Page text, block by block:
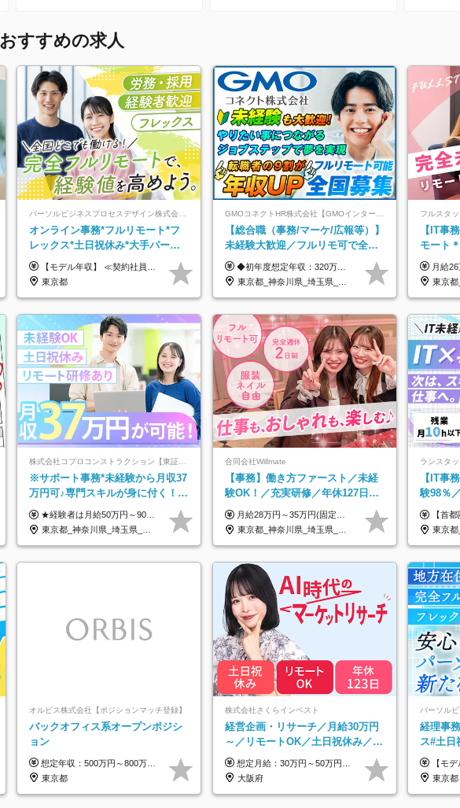
すすめの求人
オンライン事務*フルリモート*フ
レックス*土日祝休み*大手パーソ
ルグループ*オンライン面接*30～
40代活躍中
【モデル年収】 ≪契約社員≫ 年収330万円 (基本給23万 ＋ 地区手当3万円 ＋ 賞与)：都内在住 年収264万円 (基本給21万 ＋ 賞与)：静岡県在住 --------------- ●月給21万円～28万9900円＋賞与（年2回）＋各種手当 ●1年目想定給与：年収264万円～364万円 ●経験やスキルに応じて優遇します！ ※お住まいの地域により0～3万円の地区手当を支給しております ※試用期間中（3ヶ月間）の雇用形態および待遇に差異はありません ※残業代については選考時に詳細をご説明します ※通算契約期間の上限は5年となります ≪アルバイト≫ ●時給1,250円～2,300円 ●経験やスキルに応じて優遇します！ ●ご希望に応じ、扶養内での勤務も可能です！ ※試用期間中の雇用形態および待遇に差異はありません
東京都
【総合職（事務/マーケ/広報等）】
未経験大歓迎／フルリモ可で全国
募集！年収アップ多数★年休最大
130日★
◆初年度想定年収：320万円〜840万円 【関東／一都三県】月給24万円〜70万円 【関西・東海地方】月給23万円〜65万円 【その他の地方等】月給22万円〜60万円 ※ご経験・スキル・前職給与などを考慮の上決定いたします。 ◉固定残業代制（固定残業代10,000円含） 固定残業代は7時間分・時間超過分は追加支給 ≪月給例≫ ・月給54万円（29歳／入社3年目） ・月給38万円（26歳／入社2年目） ・月給28万円（24歳／入社1年目） ※試用期間は6ヶ月で、その間の雇用形態は契約社員です。そのほかの条件に変更はありません。
東京都_神奈川県_埼玉県_千葉県_大阪府_愛知県_北海道_青森県_岩手県_宮城県_秋田県_山形県_福島県_茨城県_栃木県_群馬県_新潟県_山梨県_長野県_富山県_石川県_福井県_静岡県_岐阜県_三重県_兵庫県_京都府_滋賀県_奈良県_和歌山県_広島県_岡山県_鳥取県_島根県_山口県_徳島県_香川県_愛媛県_高知県_福岡県_熊本県_佐賀県_長崎県_大分県_宮崎県_鹿児島県_沖縄県
フルスタ
【IT事
モート
＊残業
月給26万円〜60万円＋諸手当＋インセンティブ（２種）＋賞与
東京都_神
※サポート事務*未経験から月収37
万円可♪専門スキルが身に付く！
Web面接＆リモート研修も充実♪/a
★経験者は月給50万円～90万円 【首都圏】 月給30万1230円〜 ⇒基本22万7000円+地域6万4230円+皆勤1万円 【群馬/栃木/茨城】 月給28万1090円〜 ⇒基本23万4000円+地域3万7090円+皆勤1万円 【大阪/京都/兵庫】 月給30万130円〜 ⇒基本23万5000円+地域5万5130円+皆勤1万円 【静岡/愛知/岐阜/三重】 月給28万5840円〜 ⇒基本23万円+地域4万5840円+皆勤1万円 【北海道】 月給25万2960円〜 ⇒基本22万4000円+地域1万8960円+皆勤1万円 【福岡/佐賀/長崎/大分/熊本】 月給25万800円〜 ⇒基本21万8000円+地域2万2800円+皆勤1万円 【宮城/山形/福島】 月給25万580円〜 ⇒基本21万8000円+地域2万2580円+皆勤1万円 【広島/岡山/山口】 月給27万1090円〜 ⇒基本23万4000円+地域2万7090円+皆勤1万円 ※残業代は1分単位で全額支給（みなし残業制度なし） ※上記給与は最低支給額です。経験・能力に応じて決定致します ※試用期間1ヶ月、最大6ヶ月まで延長する可能性あり(条件変更なし) ※今期より新賃金体系へ移行しました。詳細は面接時にご説明します
東京都_神奈川県_埼玉県_大阪府_愛知県_北海道_宮城県_広島県_福岡県
合同会社Willmate
【事務】働き方ファースト／未経
験OK！／充実研修／年休127日～
／残業なし／平均20代／リモート
OK
月給28万円～35万円(固定残業代含む)+インセンティブ＋各種手当 ※経験・能力等を考慮の上、決定します。 ※残業はほとんどありませんが、発生した場合は時間外手当を100％支給します。 【固定残業代について】 なし（残業代は、実際の労働時間に応じて別途全額支給）
東京都_神奈川県_埼玉県_千葉県_大阪府_愛知県_北海道_青森県_岩手県_宮城県_秋田県_山形県_福島県_茨城県_栃木県_群馬県_新潟県_山梨県_長野県_富山県_石川県_福井県_静岡県_岐阜県_三重県_兵庫県_京都府_滋賀県_奈良県_和歌山県_広島県_岡山県_鳥取県_島根県_山口県_徳島県_香川県_愛媛県_高知県_福岡県_熊本県_佐賀県_長崎県_大分県_宮崎県_鹿児島県_沖縄県_海外
ランスタ
【IT事
験98％
卒・第
日/OW
【首都圏】月収例29.5万円（月給26万円＋諸手当） 【東海・関西】月収例28.5万円（月給25万円＋諸手当） 【九州】月収例26
東京都_神奈川県_
オルビス株式会社【ポジションマッチ登録】
バックオフィス系オープンポジシ
ョン
想定年収：500万円～800万円 ※ご経験やスキルに応じて決定します。 ※上記想定年収はあくまでも目安の金額であり、 選考を通じて上下する可能性があります。
東京都
株式会社さくらインベスト
経営企画・リサーチ／月給30万円
～／リモートOK／土日祝休み／生
成AIを活用できる方歓迎
想定月給：30万円～50万円程度＋各種手当＋賞与年2回 ※想定年収：400万円～600万円 ※経験・能力等考慮の上、規定により優遇 ※上記月給には固定残業代を含みます。固定残業代は、時間外労働の有無に関わらず月10時間分（月2.2万円（月収30万円の場合）～3.6万円（月収50万円の場合））を支給し、超過分は追加で支給します ※試用期間2ヶ月（待遇に差異なし） 【固定残業代について】 固定残業10時間分（22,000円～36,000円）を含む ※超過分は別途全額支給
大阪府
経理事
ス#土日
年休120
服装自由
【モデル年収】 ≪契約社員≫ 年収330万円 (基本給23万 ＋ 地区手当3万円 ＋ 賞与)：都内在住 年収264万円 (基本給21万 ＋ 賞与)：静岡県在住
東京都